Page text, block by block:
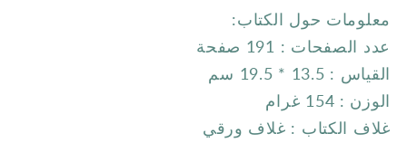
معلومات حول الكتاب:
عدد الصفحات : 191 صفحة
القياس : 13.5 * 19.5 سم
الوزن : 154 غرام
غلاف الكتاب : غلاف ورقي